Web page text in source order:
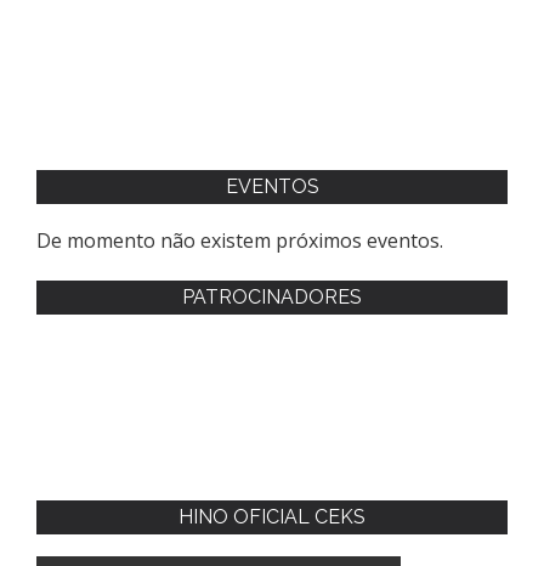
EVENTOS
De momento não existem próximos eventos.
PATROCINADORES
HINO OFICIAL CEKS